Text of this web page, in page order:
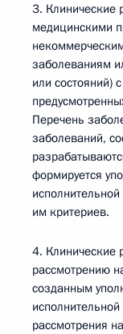
3. Клинические
медицинскими
заболеваниям
или состояний)
Перечень
заболеваний,
формируется
им критериев.
4. Клинические
рассмотрению
созданным
рассмотрения